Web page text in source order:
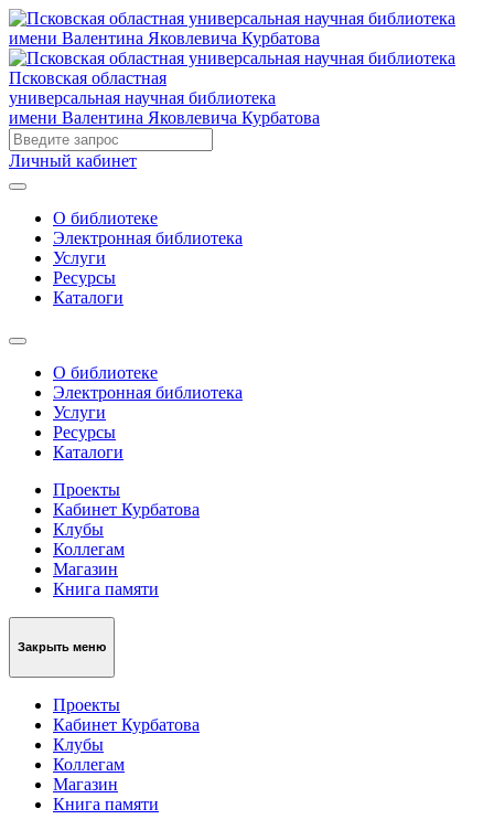
Псковская областная
универсальная научная библиотека
имени Валентина Яковлевича Курбатова
Личный кабинет
О библиотеке
Электронная библиотека
Услуги
Ресурсы
Каталоги
О библиотеке
Электронная библиотека
Услуги
Ресурсы
Каталоги
Проекты
Кабинет Курбатова
Клубы
Коллегам
Магазин
Книга памяти
Закрыть меню
Проекты
Кабинет Курбатова
Клубы
Коллегам
Магазин
Книга памяти